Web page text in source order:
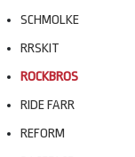
SCHMOLKE
RRSKIT
ROCKBROS
RIDE FARR
REFORM